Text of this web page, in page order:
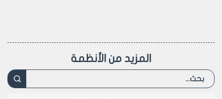
المزيد من الأنظمة